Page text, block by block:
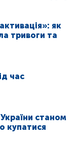
як
тривоги та
час
станом
купатися